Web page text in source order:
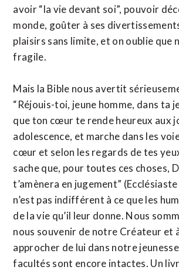
avoir “la vie devant soi”, pouvoir
monde, goûter à ses
plaisirs sans limite, et on oublie que
fragile.
Mais la Bible nous avertit
“Réjouis-toi, jeune homme, dans ta
que ton cœur te rende heureux aux
adolescence, et marche dans les
cœur et selon les regards de tes
sache que, pour toutes ces choses,
t’amènera en jugement”
n’est pas indifférent à ce que les
de la vie qu’il leur donne. Nous
nous souvenir de notre Créateur et
approcher de lui dans notre
facultés sont encore intactes. Un